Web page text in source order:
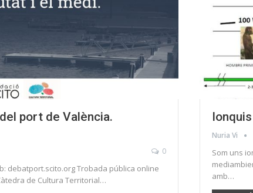
port de València.
0
debatport.scito.org Trobada pública online
de Cultura Territorial…
Nuria Vi
Som uns
amb…